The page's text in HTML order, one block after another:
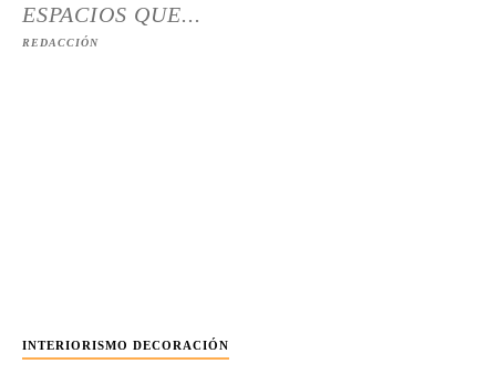
ESPACIOS QUE...
REDACCIÓN
INTERIORISMO DECORACIÓN